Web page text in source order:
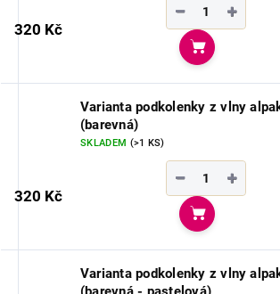
320 Kč
+
−
Do košíku
Varianta podkolenky z vlny
(barevná)
SKLADEM (>1 KS)
320 Kč
+
−
Do košíku
Varianta podkolenky z vlny